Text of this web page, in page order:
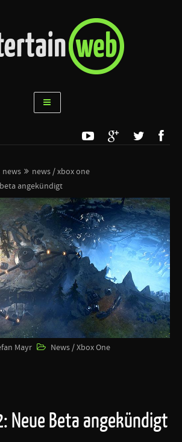
news
news / xbox one
angekündigt
Mayr News / Xbox One
Neue Beta angekündigt